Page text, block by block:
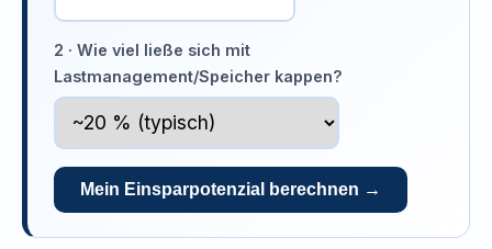
2 · Wie viel ließe sich mit
Lastmanagement/Speicher kappen?
Mein Einsparpotenzial berechnen →